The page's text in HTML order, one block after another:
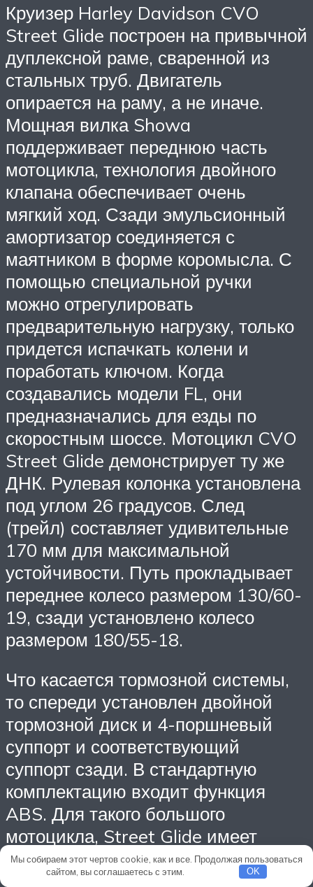
Круизер Harley Davidson CVO
Street Glide построен на привычной
дуплексной раме, сваренной из
стальных труб. Двигатель
опирается на раму, а не иначе.
Мощная вилка Showa
поддерживает переднюю часть
мотоцикла, технология двойного
клапана обеспечивает очень
мягкий ход. Сзади эмульсионный
амортизатор соединяется с
маятником в форме коромысла. С
помощью специальной ручки
можно отрегулировать
предварительную нагрузку, только
придется испачкать колени и
поработать ключом. Когда
создавались модели FL, они
предназначались для езды по
скоростным шоссе. Мотоцикл CVO
Street Glide демонстрирует ту же
ДНК. Рулевая колонка установлена
под углом 26 градусов. След
(трейл) составляет удивительные
170 мм для максимальной
устойчивости. Путь прокладывает
переднее колесо размером 130/60-
19, сзади установлено колесо
размером 180/55-18.
Что касается тормозной системы,
то спереди установлен двойной
тормозной диск и 4-поршневый
суппорт и соответствующий
суппорт сзади. В стандартную
комплектацию входит функция
ABS. Для такого большого
мотоцикла, Street Glide имеет
очень хорошие пропорции:
колесная база -1625,6 мм, высота
Мы собираем этот чертов cookie, как и все. Продолжая пользоваться
сайтом, вы соглашаетесь с этим.
OK